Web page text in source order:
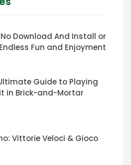
Download And Install or
Fun and Enjoyment
Guide to Playing
in Brick-and-Mortar
Vittorie Veloci & Gioco